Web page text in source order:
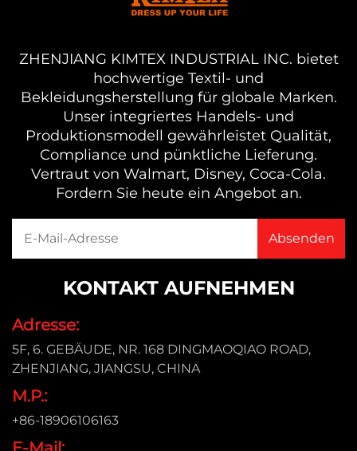
ZHENJIANG KIMTEX INDUSTRIAL INC. bietet
hochwertige Textil- und
Bekleidungsherstellung für globale Marken.
Unser integriertes Handels- und
Produktionsmodell gewährleistet Qualität,
Compliance und pünktliche Lieferung.
Vertraut von Walmart, Disney, Coca-Cola.
Fordern Sie heute ein Angebot an.
KONTAKT AUFNEHMEN
Adresse:
5F, 6. GEBÄUDE, NR. 168 DINGMAOQIAO ROAD,
ZHENJIANG, JIANGSU, CHINA
M.P.:
+86-18906106163